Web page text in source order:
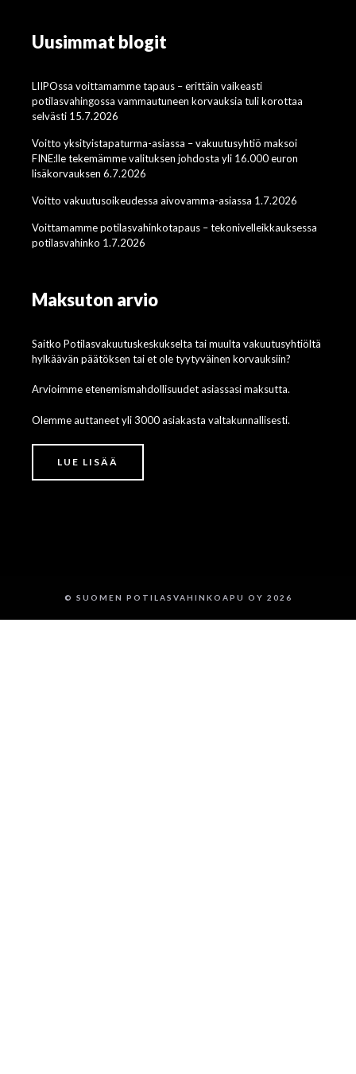
Uusimmat blogit
LIIPOssa voittamamme tapaus – erittäin vaikeasti
potilasvahingossa vammautuneen korvauksia tuli korottaa
selvästi 15.7.2026
Voitto yksityistapaturma-asiassa – vakuutusyhtiö maksoi
FINE:lle tekemämme valituksen johdosta yli 16.000 euron
lisäkorvauksen 6.7.2026
Voitto vakuutusoikeudessa aivovamma-asiassa 1.7.2026
Voittamamme potilasvahinkotapaus – tekonivelleikkauksessa
potilasvahinko 1.7.2026
Maksuton arvio
Saitko Potilasvakuutuskeskukselta tai muulta vakuutusyhtiöltä
hylkäävän päätöksen tai et ole tyytyväinen korvauksiin?
Arvioimme etenemismahdollisuudet asiassasi maksutta.
Olemme auttaneet yli 3000 asiakasta valtakunnallisesti.
LUE LISÄÄ
© SUOMEN POTILASVAHINKOAPU OY 2026